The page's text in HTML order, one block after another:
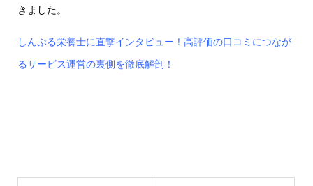
きました。
しんぷる栄養士に直撃インタビュー！高評価の口コミにつなが
るサービス運営の裏側を徹底解剖！